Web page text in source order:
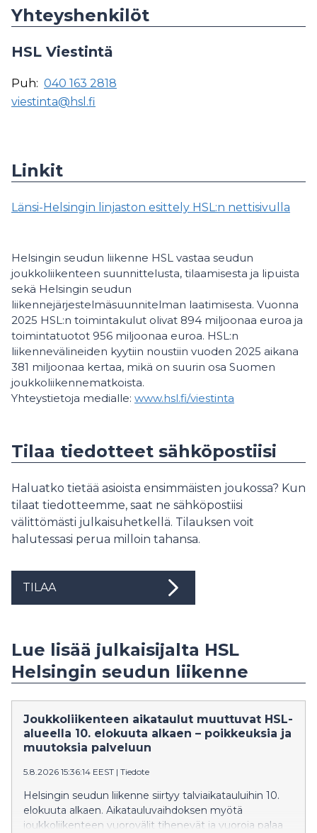
Yhteyshenkilöt
HSL Viestintä
Puh: 040 163 2818
viestinta@hsl.fi
Linkit
Länsi-Helsingin linjaston esittely HSL:n nettisivulla
Helsingin seudun liikenne HSL vastaa seudun
joukkoliikenteen suunnittelusta, tilaamisesta ja lipuista
sekä Helsingin seudun
liikennejärjestelmäsuunnitelman laatimisesta. Vuonna
2025 HSL:n toimintakulut olivat 894 miljoonaa euroa ja
toimintatuotot 956 miljoonaa euroa. HSL:n
liikennevälineiden kyytiin noustiin vuoden 2025 aikana
381 miljoonaa kertaa, mikä on suurin osa Suomen
joukkoliikennematkoista.
Yhteystietoja medialle: www.hsl.fi/viestinta
Tilaa tiedotteet sähköpostiisi
Haluatko tietää asioista ensimmäisten joukossa? Kun
tilaat tiedotteemme, saat ne sähköpostiisi
välittömästi julkaisuhetkellä. Tilauksen voit
halutessasi perua milloin tahansa.
TILAA
Lue lisää julkaisijalta HSL
Helsingin seudun liikenne
Joukkoliikenteen aikataulut muuttuvat HSL-
alueella 10. elokuuta alkaen – poikkeuksia ja
muutoksia palveluun
5.8.2026 15:36:14 EEST | Tiedote
Helsingin seudun liikenne siirtyy talviaikatauluihin 10.
elokuuta alkaen. Aikatauluvaihdoksen myötä
joukkoliikenteen vuorovälit tihenevät ja vuoroja palaa